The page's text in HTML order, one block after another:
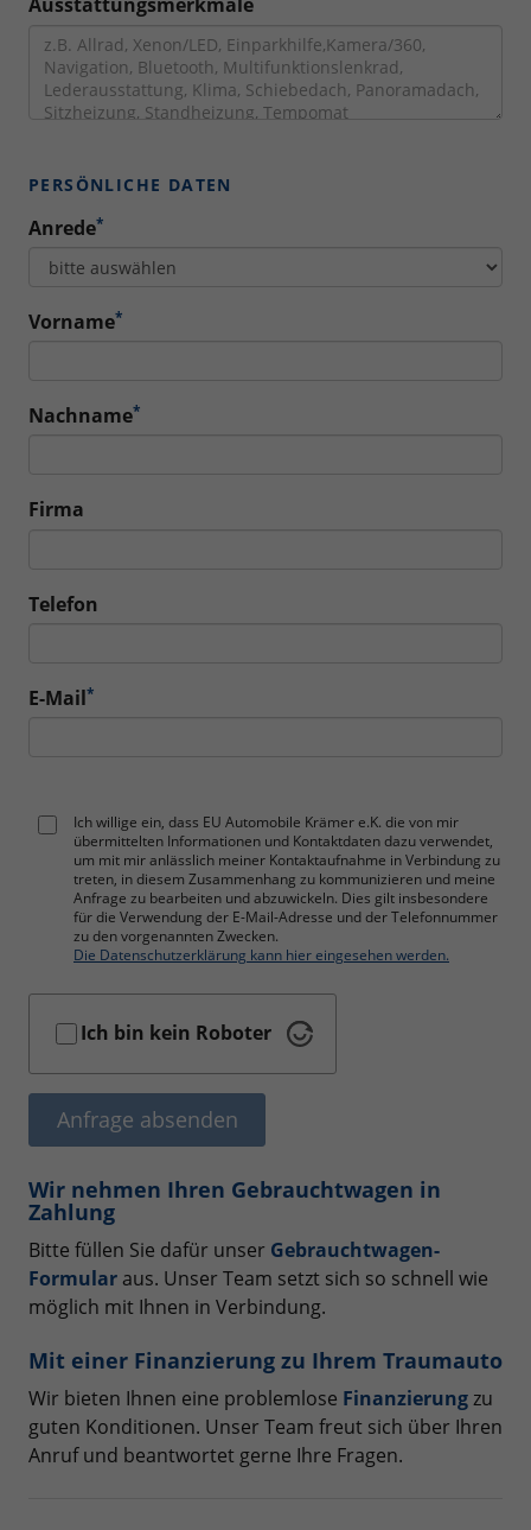
PERSÖNLICHE DATEN
Anrede*
Vorname*
Nachname*
Firma
Telefon
E-Mail*
Ich willige ein, dass EU Automobile Krämer e.K. die von mir
übermittelten Informationen und Kontaktdaten dazu verwendet,
um mit mir anlässlich meiner Kontaktaufnahme in Verbindung zu
treten, in diesem Zusammenhang zu kommunizieren und meine
Anfrage zu bearbeiten und abzuwickeln. Dies gilt insbesondere
für die Verwendung der E-Mail-Adresse und der Telefonnummer
zu den vorgenannten Zwecken.
Die Datenschutzerklärung kann hier eingesehen werden.
Ich bin kein Roboter
Anfrage absenden
Wir nehmen Ihren Gebrauchtwagen in
Zahlung
Bitte füllen Sie dafür unser Gebrauchtwagen-
Formular aus. Unser Team setzt sich so schnell wie
möglich mit Ihnen in Verbindung.
Mit einer Finanzierung zu Ihrem Traumauto
Wir bieten Ihnen eine problemlose Finanzierungzu
guten Konditionen. Unser Team freut sich über Ihren
Anruf und beantwortet gerne Ihre Fragen.